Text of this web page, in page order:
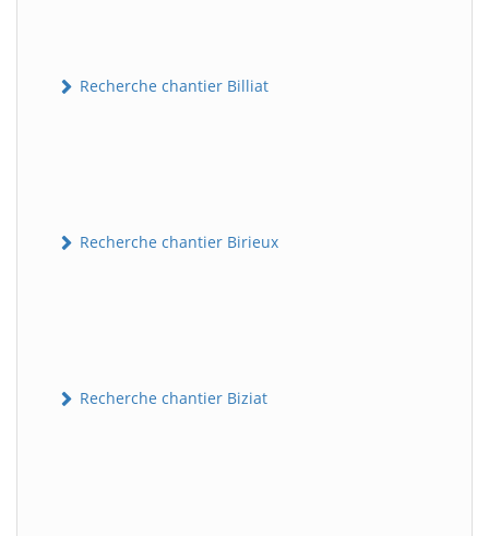
Recherche chantier Billiat
Recherche chantier Birieux
Recherche chantier Biziat